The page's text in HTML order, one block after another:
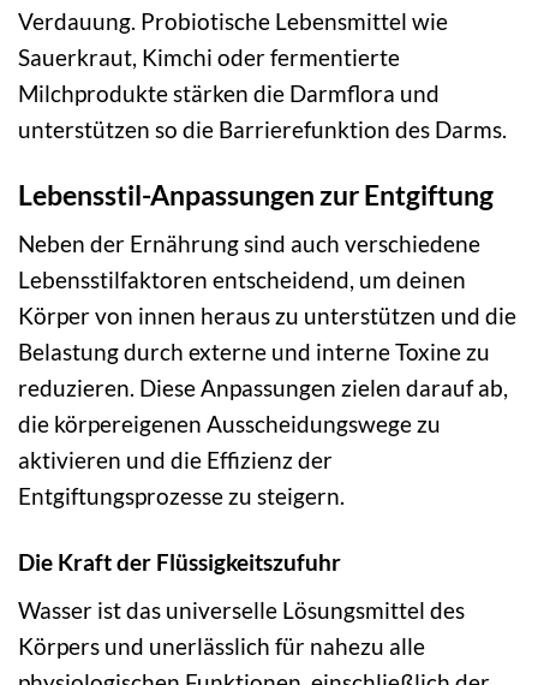
Verdauung. Probiotische Lebensmittel wie
Sauerkraut, Kimchi oder fermentierte
Milchprodukte stärken die Darmflora und
unterstützen so die Barrierefunktion des Darms.
Lebensstil-Anpassungen zur Entgiftung
Neben der Ernährung sind auch verschiedene
Lebensstilfaktoren entscheidend, um deinen
Körper von innen heraus zu unterstützen und die
Belastung durch externe und interne Toxine zu
reduzieren. Diese Anpassungen zielen darauf ab,
die körpereigenen Ausscheidungswege zu
aktivieren und die Effizienz der
Entgiftungsprozesse zu steigern.
Die Kraft der Flüssigkeitszufuhr
Wasser ist das universelle Lösungsmittel des
Körpers und unerlässlich für nahezu alle